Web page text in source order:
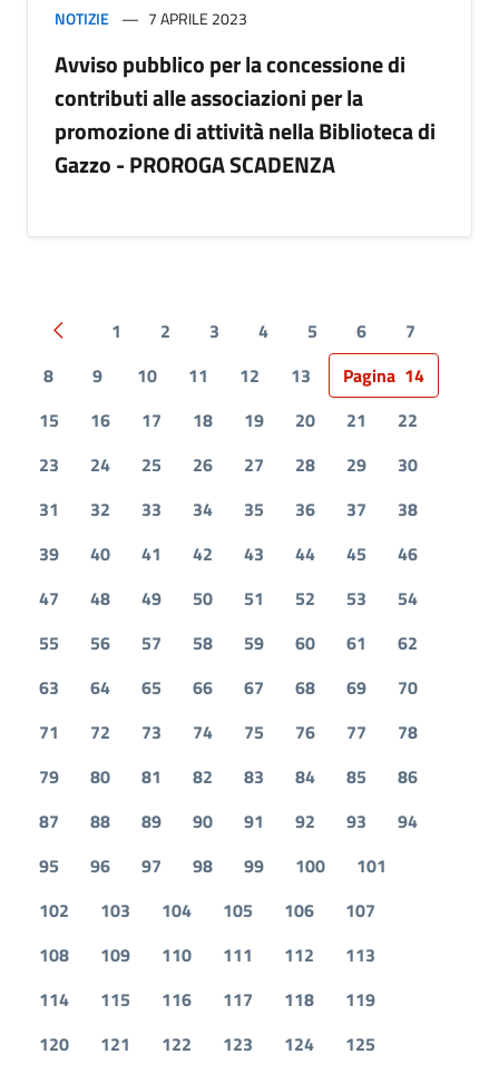
NOTIZIE 7 APRILE 2023
Avviso pubblico per la concessione di
contributi alle associazioni per la
promozione di attività nella Biblioteca di
Gazzo - PROROGA SCADENZA
Pagina precedente
1 2 3 4 5 6
7
8
9 10 11 12 13 Pagina 14
15
16 17 18 19 20 21
22
23
24 25 26 27 28 29
30
31
32 33 34 35 36 37
38
39
40 41 42 43 44 45
46
47
48 49 50 51 52 53
54
55
56 57 58 59 60 61
62
63
64 65 66 67 68 69
70
71
72 73 74 75 76 77
78
79
80 81 82 83 84 85
86
87
88 89 90 91 92 93
94
95
96 97 98 99 100
101
102
103 104 105 106
107
108
109 110 111 112
113
114
115 116 117 118
119
120
121 122 123 124 125